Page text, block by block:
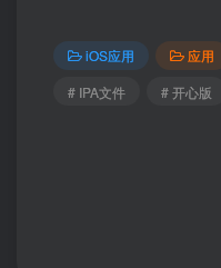
iOS应用
应用
# IPA文件
# 开心版